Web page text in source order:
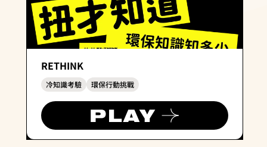
RETHINK
冷知識考驗 環保行動挑戰